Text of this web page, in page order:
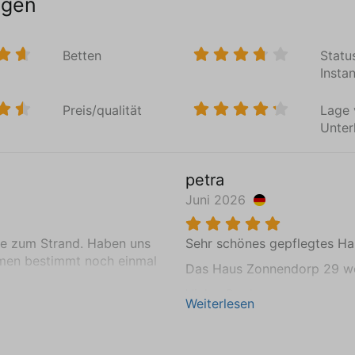
Terrasse (nicht überdeckt)
Sonnenliegen (2)
Gartenhaus/Abstellraum
Private Parkplätze (2)
Surfen
Angeln
Betten
Preis/qualität
Lage
zum Strand. Haben uns
bestimmt noch einmal
petra
Juni 2026
Sehr schönes gepflegtes
Das Haus Zonnendorp 29
Weiterlesen